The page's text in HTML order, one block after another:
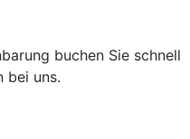
buchen Sie schnell
bei uns.